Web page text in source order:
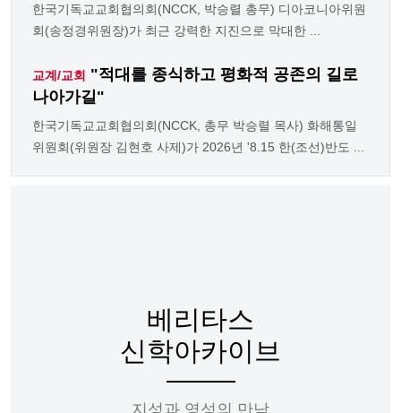
한국기독교교회협의회(NCCK, 박승렬 총무) 디아코니아위원
회(송정경위원장)가 최근 강력한 지진으로 막대한 ...
교계/교회 "적대를 종식하고 평화적 공존의 길로
나아가길"
한국기독교교회협의회(NCCK, 총무 박승렬 목사) 화해통일
위원회(위원장 김현호 사제)가 2026년 '8.15 한(조선)반도 ...
베리타스
신학아카이브
지성과 영성의 만남